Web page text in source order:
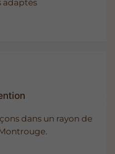
adaptés
dans un rayon de